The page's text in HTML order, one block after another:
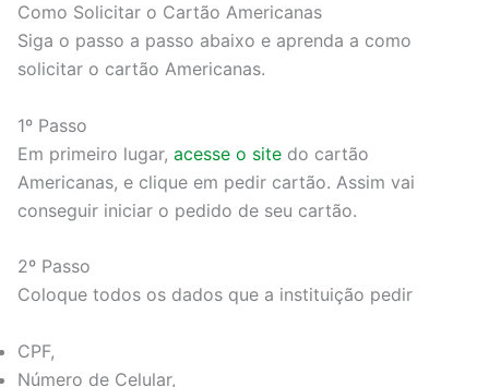
Como Solicitar o Cartão Americanas
Siga o passo a passo abaixo e aprenda a como
solicitar o cartão Americanas.
1º Passo
Em primeiro lugar, acesse o site do cartão
Americanas, e clique em pedir cartão. Assim vai
conseguir iniciar o pedido de seu cartão.
2º Passo
Coloque todos os dados que a instituição pedir
CPF,
Número de Celular,